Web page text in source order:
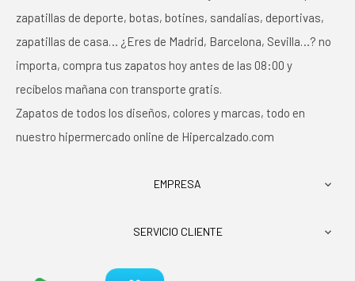
zapatillas de deporte, botas, botines, sandalias, deportivas,
zapatillas de casa… ¿Eres de Madrid, Barcelona, Sevilla…? no
importa, compra tus zapatos hoy antes de las 08:00 y
recíbelos mañana con transporte gratis.
Zapatos de todos los diseños, colores y marcas, todo en
nuestro hipermercado online de Hipercalzado.com
EMPRESA 
SERVICIO CLIENTE 